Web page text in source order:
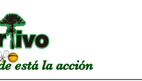
está la acción